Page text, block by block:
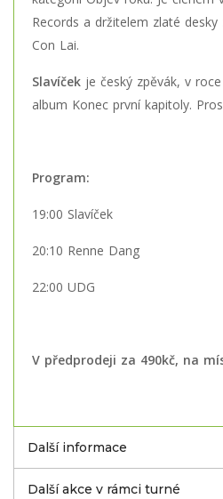
Records a držitelem zlaté
Con Lai.
Slavíček je český zpěvák, v
album Konec první kapitoly.
Program:
19:00 Slavíček
20:10 Renne Dang
22:00 UDG
V předprodeji za 490kč, na
Další informace
Další akce v rámci turné